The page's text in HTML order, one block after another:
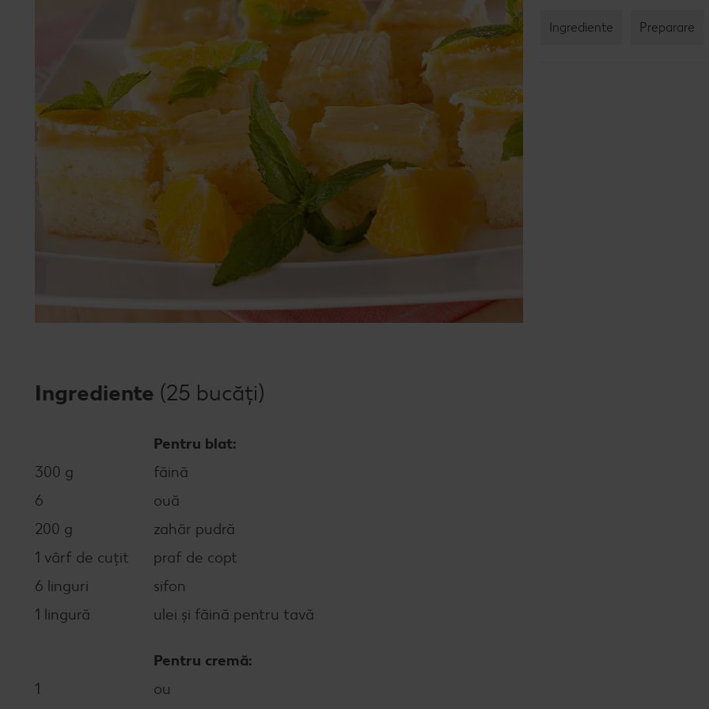
Ingrediente Preparare
Ingrediente (25 bucăți)
Pentru blat:
300 g
făină
6
ouă
200 g
zahăr pudră
1 vârf de cuțit
praf de copt
6 linguri
sifon
1 lingură
ulei și făină pentru tavă
Pentru cremă:
1
ou